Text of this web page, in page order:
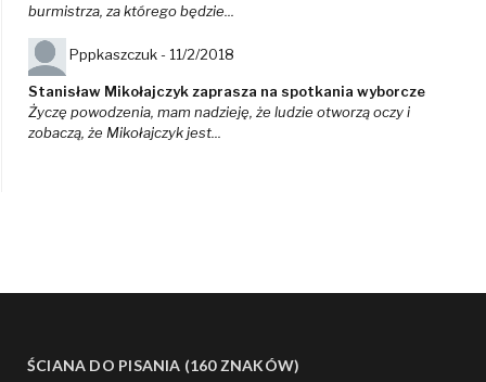
burmistrza, za którego będzie...
Pppkaszczuk - 11/2/2018
Stanisław Mikołajczyk zaprasza na spotkania wyborcze
Życzę powodzenia, mam nadzieję, że ludzie otworzą oczy i
zobaczą, że Mikołajczyk jest...
ŚCIANA DO PISANIA (160 ZNAKÓW)